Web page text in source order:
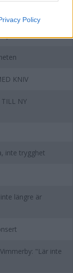
Policy
KNIV
TILL NY
inte trygghet
längre är
"Lär inte